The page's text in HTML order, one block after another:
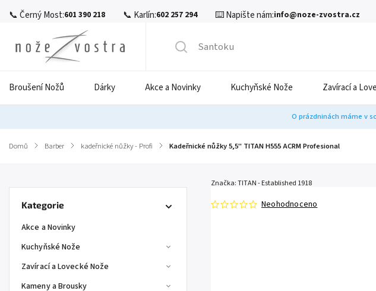
📞 Černý Most:601 390 218 📞 Karlín:602 257 294 ⌨️ Napište nám:info@noze-zvostra.cz
Broušení Nožů Dárky Akce a Novinky Kuchyňské Nože Zavírací a
O prázdninách máme v
Domů / Barber / kadeřnické nůžky - Profi / Kadeřnické nůžky 5,5" TITAN H555 ACRM Profesional
Kategorie
Akce a Novinky
Kuchyňské Nože
Zavírací a Lovecké Nože
Kameny a Brousky
Neohodnoceno
Značka:TITAN - Established 1918